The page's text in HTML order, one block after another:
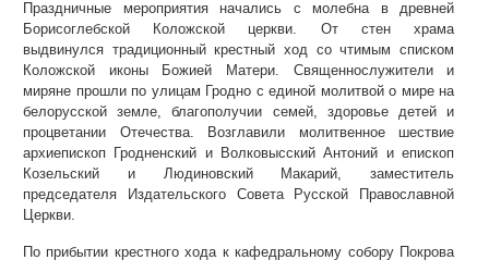
Праздничные мероприятия начались с молебна в древней
Борисоглебской Коложской церкви. От стен храма
выдвинулся традиционный крестный ход со чтимым списком
Коложской иконы Божией Матери. Священнослужители и
миряне прошли по улицам Гродно с единой молитвой о мире на
белорусской земле, благополучии семей, здоровье детей и
процветании Отечества. Возглавили молитвенное шествие
архиепископ Гродненский и Волковысский Антоний и епископ
Козельский и Людиновский Макарий, заместитель
председателя Издательского Совета Русской Православной
Церкви.
По прибытии крестного хода к кафедральному собору Покрова